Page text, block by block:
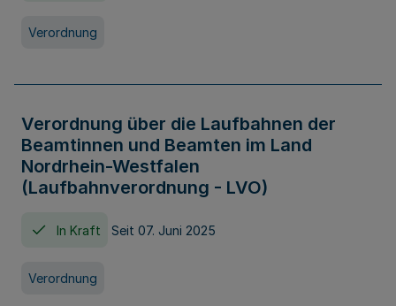
Verordnung
Verordnung über die Laufbahnen der
Beamtinnen und Beamten im Land
Nordrhein-Westfalen
(Laufbahnverordnung - LVO)
In Kraft Seit 07. Juni 2025
Verordnung